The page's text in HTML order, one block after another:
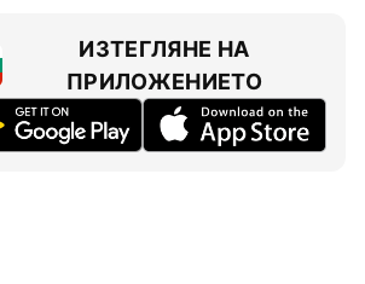
ИЗТЕГЛЯНЕ НА
ПРИЛОЖЕНИЕТО